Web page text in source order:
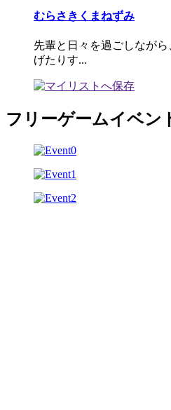
むらさきくまねずみ
先輩と日々を過ごしなが
げたりす...
フリーゲームイベン